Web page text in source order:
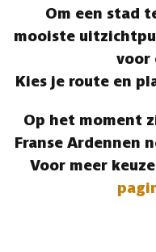
Om een stad
mooiste
voor
Kies je route en
Op het moment
Franse Ardennen
Voor meer